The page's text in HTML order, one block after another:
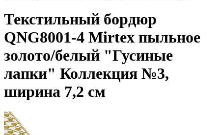
Текстильный бордюр
QNG8001-4 Mirtex пыльное
золото/белый "Гусиные
лапки" Коллекция №3,
ширина 7,2 см